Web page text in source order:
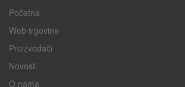
Početna
Web trgovina
Proizvođači
Novosti
O nama